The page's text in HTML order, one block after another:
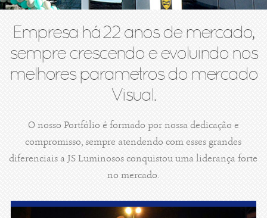
Empresa há 22 anos de mercado,
sempre crescendo e evoluindo nos
melhores parametros do mercado
Visual.
O nosso Portfólio é formado por nossa dedicação e
compromisso, sempre atendendo com esses grandes
diferenciais a JS Luminosos conquistou uma liderança forte
no mercado.